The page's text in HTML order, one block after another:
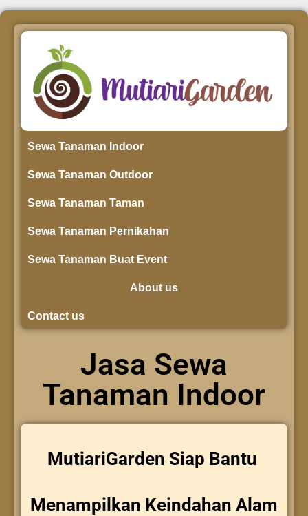
Sewa Tanaman Indoor
Sewa Tanaman Outdoor
Sewa Tanaman Taman
Sewa Tanaman Pernikahan
Sewa Tanaman Buat Event
About us
Contact us
Jasa Sewa
Tanaman Indoor
MutiariGarden Siap Bantu
Menampilkan Keindahan Alam